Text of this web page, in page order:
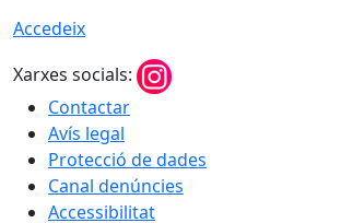
Accedeix
Xarxes socials:
Contactar
Avís legal
Protecció de dades
Canal denúncies
Accessibilitat